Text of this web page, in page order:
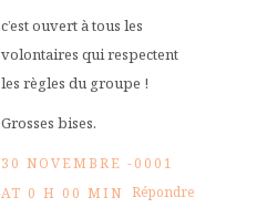
c’est ouvert à tous les
volontaires qui respectent
les règles du groupe !
Grosses bises.
30 NOVEMBRE -0001
AT 0 H 00 MIN Répondre